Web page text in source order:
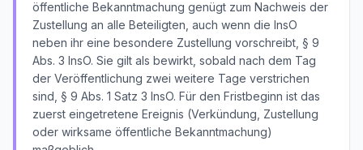
öffentliche Bekanntmachung genügt zum Nachweis der
Zustellung an alle Beteiligten, auch wenn die InsO
neben ihr eine besondere Zustellung vorschreibt, § 9
Abs. 3 InsO. Sie gilt als bewirkt, sobald nach dem Tag
der Veröffentlichung zwei weitere Tage verstrichen
sind, § 9 Abs. 1 Satz 3 InsO. Für den Fristbeginn ist das
zuerst eingetretene Ereignis (Verkündung, Zustellung
oder wirksame öffentliche Bekanntmachung)